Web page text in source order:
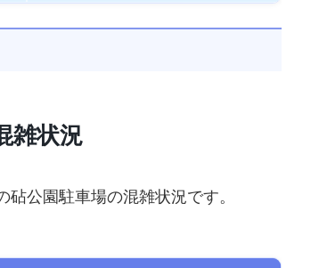
雑状況
公園駐車場の混雑状況です。